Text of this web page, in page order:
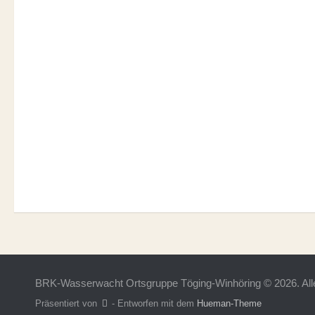
BRK-Wasserwacht Ortsgruppe Töging-Winhöring © 2026.
Präsentiert von - Entworfen mit dem Hueman-Theme